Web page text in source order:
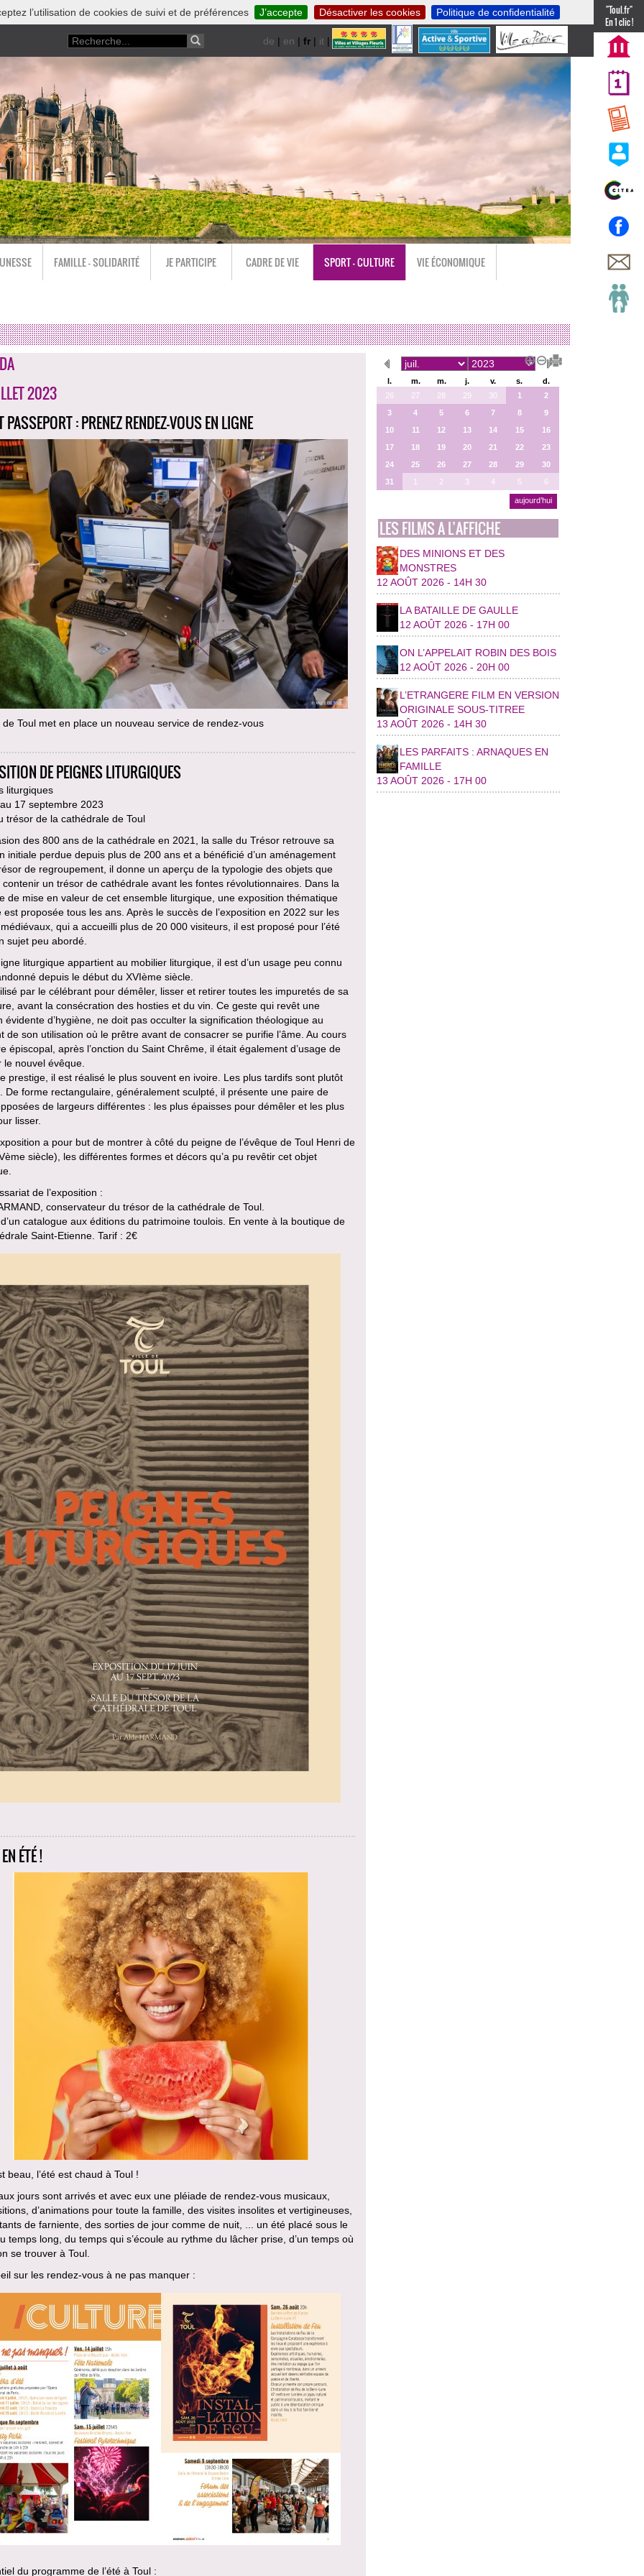
l’utilisation de cookies de suivi et de préférences J’accepte Désactiver les cookies Politique de confidentialité
de | en | fr | it |nl
"Toul.fr"
En 1 clic !
FAMILLE - SOLIDARITÉ JE PARTICIPE CADRE DE VIE SPORT - CULTURE VIE ÉCONOMIQUE
2023
PASSEPORT : PRENEZ RENDEZ-VOUS EN LIGNE
de Toul met en place un nouveau service de rendez-vous
DE PEIGNES LITURGIQUES
liturgiques
17 septembre 2023
trésor de la cathédrale de Toul
des 800 ans de la cathédrale en 2021, la salle du Trésor retrouve sa
initiale perdue depuis plus de 200 ans et a bénéficié d’un aménagement
de regroupement, il donne un aperçu de la typologie des objets que
contenir un trésor de cathédrale avant les fontes révolutionnaires. Dans la
de mise en valeur de cet ensemble liturgique, une exposition thématique
est proposée tous les ans. Après le succès de l’exposition en 2022 sur les
qui a accueilli plus de 20 000 visiteurs, il est proposé pour l’été
sujet peu abordé.
liturgique appartient au mobilier liturgique, il est d’un usage peu connu
depuis le début du XVIème siècle.
par le célébrant pour démêler, lisser et retirer toutes les impuretés de sa
avant la consécration des hosties et du vin. Ce geste qui revêt une
évidente d’hygiène, ne doit pas occulter la signification théologique au
de son utilisation où le prêtre avant de consacrer se purifie l’âme. Au cours
épiscopal, après l’onction du Saint Chrême, il était également d’usage de
le nouvel évêque.
prestige, il est réalisé le plus souvent en ivoire. Les plus tardifs sont plutôt
De forme rectangulaire, généralement sculpté, il présente une paire de
de largeurs différentes : les plus épaisses pour démêler et les plus
lisser.
a pour but de montrer à côté du peigne de l’évêque de Toul Henri de
siècle), les différentes formes et décors qu’a pu revêtir cet objet
de l’exposition :
conservateur du trésor de la cathédrale de Toul.
catalogue aux éditions du patrimoine toulois. En vente à la boutique de
Saint-Etienne. Tarif : 2€
ÉTÉ !
beau, l’été est chaud à Toul !
jours sont arrivés et avec eux une pléiade de rendez-vous musicaux,
d’animations pour toute la famille, des visites insolites et vertigineuses,
de farniente, des sorties de jour comme de nuit, ... un été placé sous le
temps long, du temps qui s’écoule au rythme du lâcher prise, d’un temps où
se trouver à Toul.
sur les rendez-vous à ne pas manquer :
du programme de l’été à Toul :
l. m. m. j. v. s.
d.
26
27 28 29 30 1
2
3
4 5 6 7 8
9
10
11 12 13 14 15
16
17
18 19 20 21 22
23
24
25 26 27 28 29
30
31
1 2 3 4 5 6
aujourd’hui
LES FILMS A L’AFFICHE
DES MINIONS ET DES
MONSTRES
12 AOÛT 2026 - 14H 30
LA BATAILLE DE GAULLE
12 AOÛT 2026 - 17H 00
ON L’APPELAIT ROBIN DES BOIS
12 AOÛT 2026 - 20H 00
L’ETRANGERE FILM EN VERSION
ORIGINALE SOUS-TITREE
13 AOÛT 2026 - 14H 30
LES PARFAITS : ARNAQUES EN
FAMILLE
13 AOÛT 2026 - 17H 00